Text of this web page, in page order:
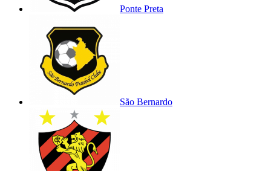
Ponte Preta
São Bernardo